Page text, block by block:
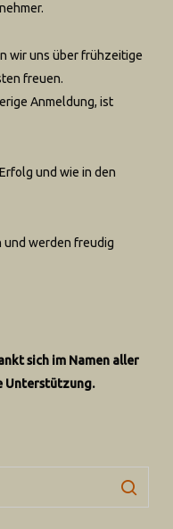
wir uns über frühzeitige
freuen.
Anmeldung, ist
und wie in den
und werden freudig
sich im Namen aller
Unterstützung.